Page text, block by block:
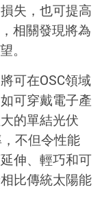
失，也可提高
相關發現將為
。
可在OSC領域
可穿戴電子產
的單結光伏
不但令性能
伸、輕巧和可
比傳統太陽能